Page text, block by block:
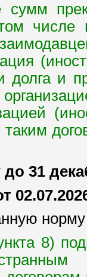
и
до 31
8)